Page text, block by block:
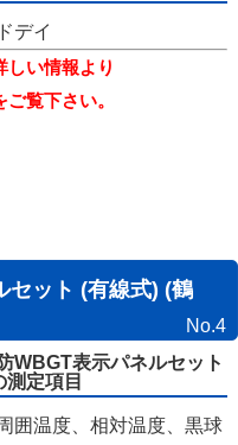
デイ
い情報より
覧下さい。
セット (有線式) (鶴
No.4
WBGT表示パネルセット
測定項目
囲温度、相対温度、黒球